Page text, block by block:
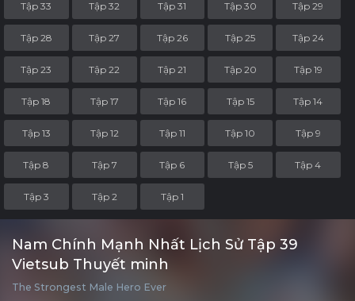
Tập 33 Tập 32 Tập 31 Tập 30 Tập 29
Tập 28 Tập 27 Tập 26 Tập 25 Tập 24
Tập 23 Tập 22 Tập 21 Tập 20 Tập 19
Tập 18 Tập 17 Tập 16 Tập 15 Tập 14
Tập 13 Tập 12 Tập 11 Tập 10 Tập 9
Tập 8 Tập 7 Tập 6 Tập 5 Tập 4
Tập 3 Tập 2 Tập 1
Nam Chính Mạnh Nhất Lịch Sử Tập 39
Vietsub Thuyết minh
The Strongest Male Hero Ever